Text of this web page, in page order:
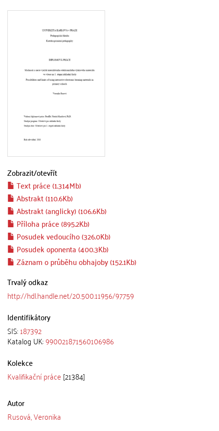
Zobrazit/otevřít
Text práce (1.314Mb)
Abstrakt (110.6Kb)
Abstrakt (anglicky) (106.6Kb)
Příloha práce (895.2Kb)
Posudek vedoucího (326.0Kb)
Posudek oponenta (400.3Kb)
Záznam o průběhu obhajoby (152.1Kb)
Trvalý odkaz
http://hdl.handle.net/20.500.11956/97759
Identifikátory
SIS:187392
Katalog UK:990021871560106986
Kolekce
Kvalifikační práce [21384]
Autor
Rusová, Veronika